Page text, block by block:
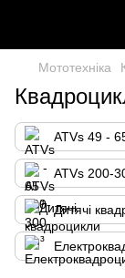
Мототехніка
ATVs 49 -
ATVs 200-
Дитячі